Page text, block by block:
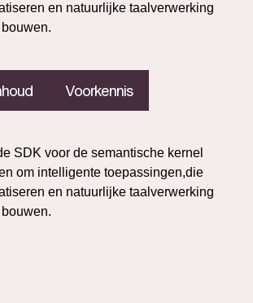
en natuurlijke taalverwerking
Voorkennis
SDK voor de semantische kernel
om intelligente toepassingen,die
en natuurlijke taalverwerking